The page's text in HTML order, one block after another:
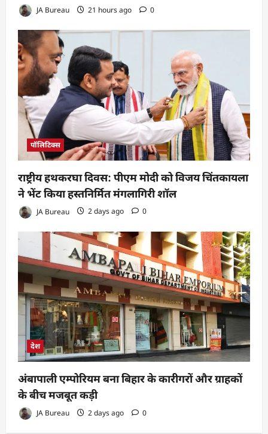
JA Bureau 21 hours ago 0
पॉलिटिक्स
राष्ट्रीय हथकरघा दिवस: पीएम मोदी को विजय चिंतकायला
ने भेंट किया हस्तनिर्मित मंगलागिरी शॉल
JA Bureau 2 days ago 0
देश
अंबापाली एम्पोरियम बना बिहार के कारीगरों और ग्राहकों
के बीच मजबूत कड़ी
JA Bureau 2 days ago 0